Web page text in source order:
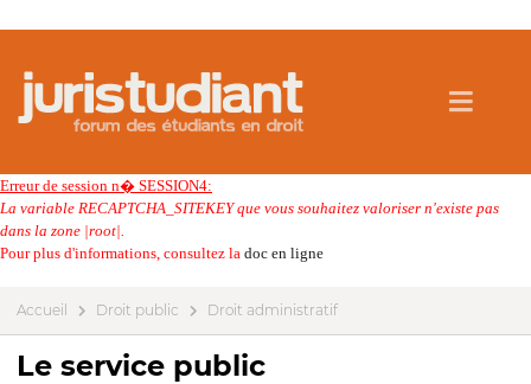
Erreur de session n� SESSION4:
La variable RECAPTCHA_SITEKEY que vous souhaitez valoriser n'existe pas
dans la zone |root|.
Pour plus d'informations, consultez la doc en ligne
Accueil Droit public Droit administratif
Le service public